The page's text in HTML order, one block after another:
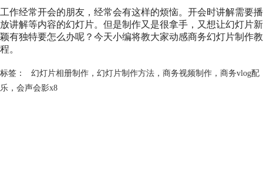
工作经常开会的朋友，经常会有这样的烦恼。开会时讲解需要播
放讲解等内容的幻灯片。但是制作又是很拿手，又想让幻灯片新
颖有独特要怎么办呢？今天小编将教大家动感商务幻灯片制作教
程。
标签： 幻灯片相册制作， 幻灯片制作方法， 商务视频制作， 商务vlog配
乐 ， 会声会影x8